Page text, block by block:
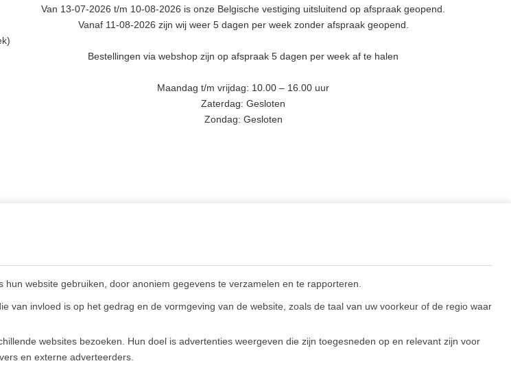
website gebruiken, door anoniem gegevens te verzamelen en te rapporteren.
van invloed is op het gedrag en de vormgeving van de website, zoals de taal van uw voorkeur of de regio waar
websites bezoeken. Hun doel is advertenties weergeven die zijn toegesneden op en relevant zijn voor
en externe adverteerders.
Van 13-07-2026 t/m 10-08-2026 is onze Belgische vestiging uitsluitend op afspraak geopend.
Vanaf 11-08-2026 zijn wij weer 5 dagen per week zonder afspraak geopend.
Bestellingen via webshop zijn op afspraak 5 dagen per week af te halen
Maandag t/m vrijdag: 10.00 – 16.00 uur
Zaterdag: Gesloten
Zondag: Gesloten
Veelgestelde vragen